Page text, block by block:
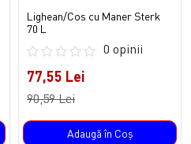
Lighean/Cos cu Maner Sterk
70 L
0 opinii
77,55 Lei
90,59 Lei
Adaugă în Coş